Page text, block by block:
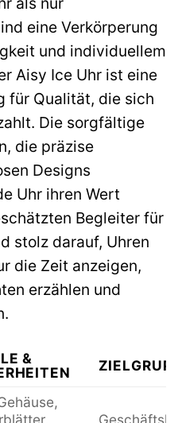
eine Verkörperung
und individuellem
Aisy Ice Uhr ist eine
für Qualität, die sich
Die sorgfältige
die präzise
Designs
Uhr ihren Wert
Begleiter für
stolz darauf, Uhren
die Zeit anzeigen,
erzählen und
&